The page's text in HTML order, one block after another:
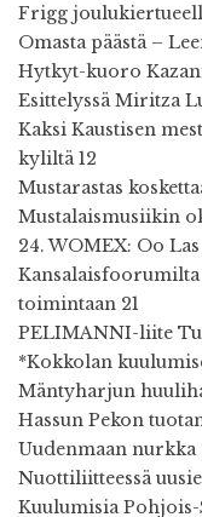
Frigg
Omasta päästä –
Hytkyt-kuoro
Esittelyssä Miritza
Kaksi Kaustisen
kyliltä 12
Mustarastas
Mustalaismusiikin
24. WOMEX: Oo
toimintaan 21
PELIMANNI-liite
*Kokkolan
Mäntyharjun
Hassun Pekon
Uudenmaan nurkka
Nuottiliitteessä
Kuulumisia Pohjois-